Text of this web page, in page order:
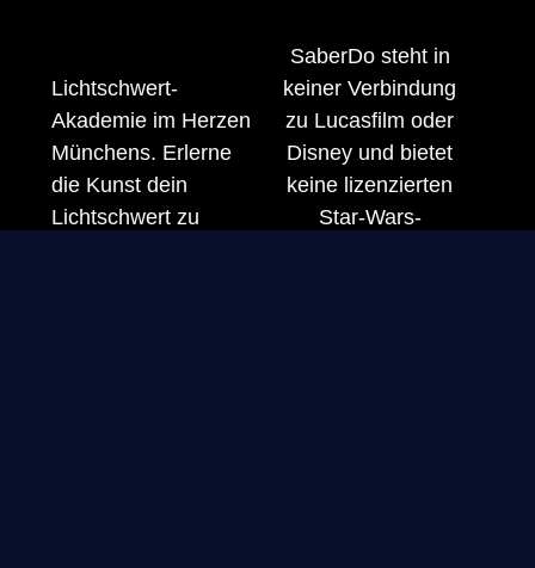
Lichtschwert-
Akademie im Herzen
Münchens. Erlerne
die Kunst dein
Lichtschwert zu
SaberDo steht in
keiner Verbindung
zu Lucasfilm oder
Disney und bietet
keine lizenzierten
Star-Wars-